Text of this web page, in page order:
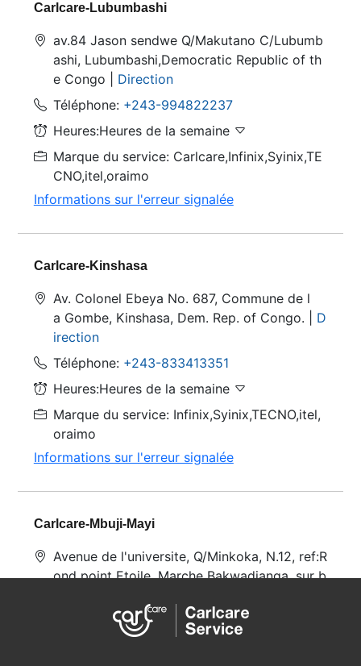
Carlcare-Lubumbashi
av.84 Jason sendwe Q/Makutano C/Lubumb
ashi, Lubumbashi,Democratic Republic of th
e Congo | Direction
Téléphone: +243-994822237
Heures:Heures de la semaine
Marque du service: Carlcare,Infinix,Syinix,TE
CNO,itel,oraimo
Informations sur l'erreur signalée
Carlcare-Kinshasa
Av. Colonel Ebeya No. 687, Commune de l
a Gombe, Kinshasa, Dem. Rep. of Congo. | D
irection
Téléphone: +243-833413351
Heures:Heures de la semaine
Marque du service: Infinix,Syinix,TECNO,itel,
oraimo
Informations sur l'erreur signalée
Carlcare-Mbuji-Mayi
Avenue de l'universite, Q/Minkoka, N.12, ref:R
ond point Etoile ,Marche Bakwadianga, sur b
Téléphone:+243-845095858